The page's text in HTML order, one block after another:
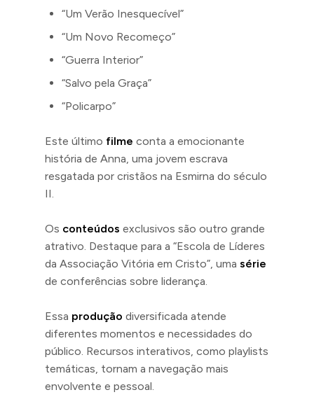
“Um Verão Inesquecível”
“Um Novo Recomeço”
“Guerra Interior”
“Salvo pela Graça”
“Policarpo”
Este último filme conta a emocionante
história de Anna, uma jovem escrava
resgatada por cristãos na Esmirna do século
II.
Os conteúdos exclusivos são outro grande
atrativo. Destaque para a “Escola de Líderes
da Associação Vitória em Cristo”, uma série
de conferências sobre liderança.
Essa produção diversificada atende
diferentes momentos e necessidades do
público. Recursos interativos, como playlists
temáticas, tornam a navegação mais
envolvente e pessoal.